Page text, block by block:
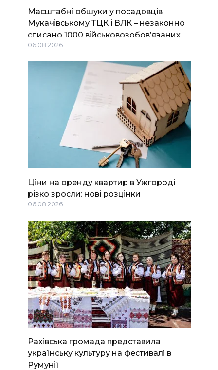
Масштабні обшуки у посадовців
Мукачівському ТЦК і ВЛК – незаконно
списано 1000 військовозобов’язаних
06.08.2026
Ціни на оренду квартир в Ужгороді
різко зросли: нові розцінки
06.08.2026
Рахівська громада представила
українську культуру на фестивалі в
Румунії